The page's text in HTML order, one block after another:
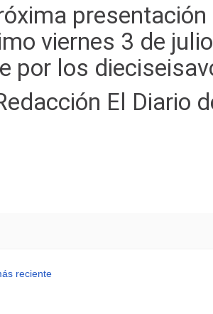
viernes 3 de
por los
El Diario
reciente